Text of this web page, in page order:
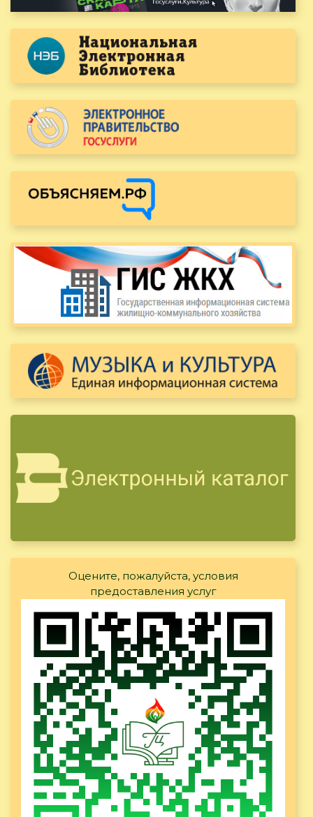
Оцените, пожалуйста, условия
предоставления услуг